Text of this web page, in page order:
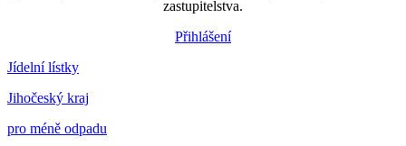
zastupitelstva.
Přihlášení
Jídelní lístky
Jihočeský kraj
pro méně odpadu